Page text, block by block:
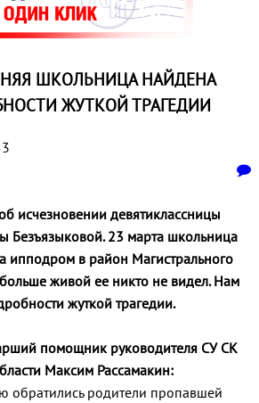
ШКОЛЬНИЦА НАЙДЕНА
ЖУТКОЙ ТРАГЕДИИ
исчезновении девятиклассницы
Безъязыковой. 23 марта школьница
ипподром в район Магистрального
живой ее никто не видел. Нам
жуткой трагедии.
помощник руководителя СУ СК
Максим Рассамакин:
обратились родители пропавшей